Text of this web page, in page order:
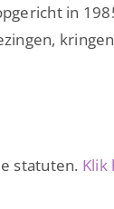
in
statuten. Klik